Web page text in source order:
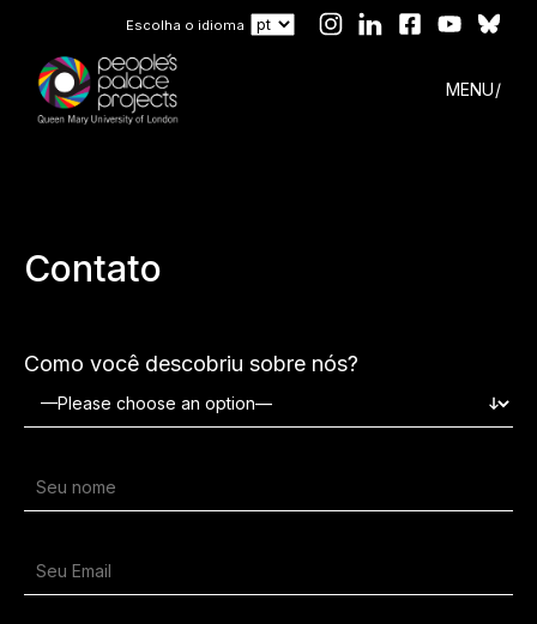
Escolha o idioma
MENU
Contato
Como você descobriu sobre nós?